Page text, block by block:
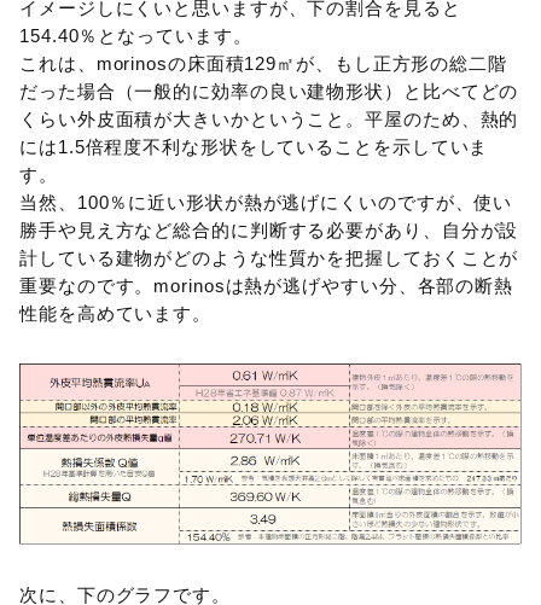
イメージしにくいと思いますが、下の割合を見ると
154.40％となっています。
これは、morinosの床面積129㎡が、もし正方形の総二階
だった場合（一般的に効率の良い建物形状）と比べてどの
くらい外皮面積が大きいかということ。平屋のため、熱的
には1.5倍程度不利な形状をしていることを示していま
す。
当然、100％に近い形状が熱が逃げにくいのですが、使い
勝手や見え方など総合的に判断する必要があり、自分が設
計している建物がどのような性質かを把握しておくことが
重要なのです。morinosは熱が逃げやすい分、各部の断熱
性能を高めています。
次に、下のグラフです。